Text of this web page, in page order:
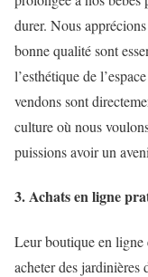
durer. Nous
bonne qualité sont
l’esthétique de
vendons sont
culture où nous
puissions avoir un
3. Achats en ligne
Leur boutique en ligne
acheter des jardinières